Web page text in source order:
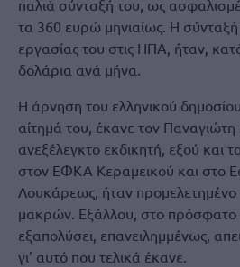
παλιά σύνταξή του, ως
τα 360 ευρώ μηνιαίως. Η σύνταξή
εργασίας του στις ΗΠΑ, ήταν,
δολάρια ανά μήνα.
Η άρνηση του ελληνικού
αίτημά του, έκανε τον Παναγιώτη
ανεξέλεγκτο εκδικητή, εξού και
στον ΕΦΚΑ Κεραμεικού και στο
Λουκάρεως, ήταν προμελετημένο
μακρών. Εξάλλου, στο πρόσφατο
εξαπολύσει, επανειλημμένως,
γι’ αυτό που τελικά έκανε.